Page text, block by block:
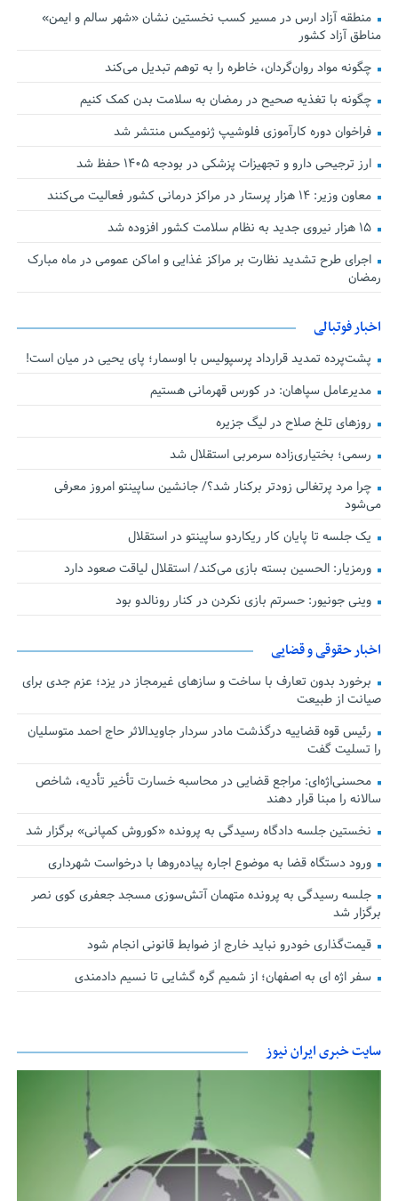
منطقه آزاد ارس در مسیر کسب نخستین نشان «شهر سالم و ایمن»
مناطق آزاد کشور
چگونه مواد روان‌گردان، خاطره را به توهم تبدیل می‌کند
چگونه با تغذیه صحیح در رمضان به سلامت بدن کمک کنیم
فراخوان دوره کارآموزی فلوشیپ ژنومیکس منتشر شد
ارز ترجیحی دارو و تجهیزات پزشکی در بودجه ۱۴۰۵ حفظ شد
معاون وزیر: ۱۴ هزار پرستار در مراکز درمانی کشور فعالیت می‌کنند
۱۵ هزار نیروی جدید به نظام سلامت کشور افزوده شد
اجرای طرح تشدید نظارت بر مراکز غذایی و اماکن عمومی در ماه مبارک
رمضان
اخبار فوتبالی
پشت‌پرده تمدید قرارداد پرسپولیس با اوسمار؛ پای یحیی در میان است!
مدیرعامل سپاهان: در کورس قهرمانی هستیم
روزهای تلخ صلاح در لیگ جزیره
رسمی؛ بختیاری‌زاده سرمربی استقلال شد
چرا مرد پرتغالی زودتر برکنار شد؟/ جانشین ساپینتو امروز معرفی
می‌شود
یک جلسه تا پایان کار ریکاردو ساپینتو در استقلال
ورمزیار: الحسین بسته بازی می‌کند/ استقلال لیاقت صعود دارد
وینی جونیور: حسرتم بازی نکردن در کنار رونالدو بود
اخبار حقوقی و قضایی
برخورد بدون تعارف با ساخت‌ و سازهای غیرمجاز در یزد؛ عزم جدی برای
صیانت از طبیعت
رئیس قوه قضاییه درگذشت مادر سردار جاویدالاثر حاج احمد متوسلیان
را تسلیت گفت
محسنی‌اژه‌ای: مراجع قضایی در محاسبه خسارت تأخیر تأدیه، شاخص
سالانه را مبنا قرار دهند
نخستین جلسه دادگاه رسیدگی به پرونده «کوروش کمپانی» برگزار شد
ورود دستگاه قضا به موضوع اجاره پیاده‌روها با درخواست شهرداری
جلسه رسیدگی به پرونده متهمان آتش‌سوزی مسجد جعفری کوی نصر
برگزار شد
قیمت‌گذاری خودرو نباید خارج از ضوابط قانونی انجام شود
سفر اژه ای به اصفهان؛ از شمیم گره گشایی تا نسیم دادمندی
سایت خبری ایران نیوز